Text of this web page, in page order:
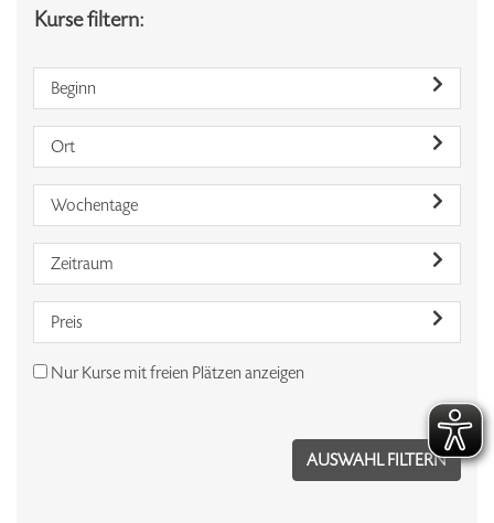
Kurse filtern:
Beginn
Ort
Wochentage
Zeitraum
Preis
Nur Kurse mit freien Plätzen anzeigen